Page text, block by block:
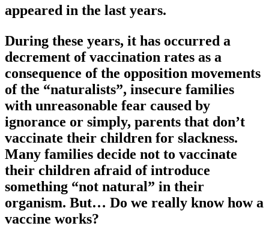
appeared in the last years.
During these years, it has occurred a
decrement of vaccination rates as a
consequence of the opposition movements
of the “naturalists”, insecure families
with unreasonable fear caused by
ignorance or simply, parents that don’t
vaccinate their children for slackness.
Many families decide not to vaccinate
their children afraid of introduce
something “not natural” in their
organism. But… Do we really know how a
vaccine works?